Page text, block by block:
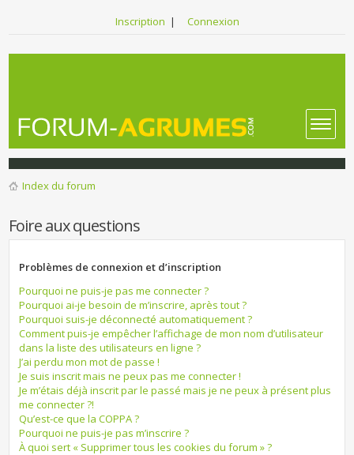
Inscription | Connexion
Index du forum
Foire aux questions
Problèmes de connexion et d’inscription
Pourquoi ne puis-je pas me connecter ?
Pourquoi ai-je besoin de m’inscrire, après tout ?
Pourquoi suis-je déconnecté automatiquement ?
Comment puis-je empêcher l’affichage de mon nom d’utilisateur
dans la liste des utilisateurs en ligne ?
J’ai perdu mon mot de passe !
Je suis inscrit mais ne peux pas me connecter !
Je m’étais déjà inscrit par le passé mais je ne peux à présent plus
me connecter ?!
Qu’est-ce que la COPPA ?
Pourquoi ne puis-je pas m’inscrire ?
À quoi sert « Supprimer tous les cookies du forum » ?